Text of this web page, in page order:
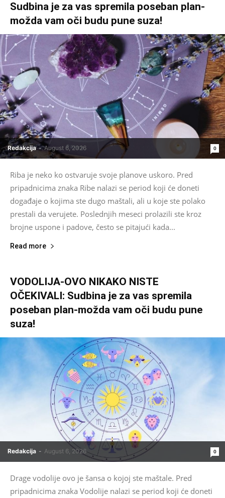
Sudbina je za vas spremila poseban plan-
možda vam oči budu pune suza!
Redakcija - August 6, 2026 0
Riba je neko ko ostvaruje svoje planove uskoro. Pred
pripadnicima znaka Ribe nalazi se period koji će doneti
događaje o kojima ste dugo maštali, ali u koje ste polako
prestali da verujete. Poslednjih meseci prolazili ste kroz
brojne uspone i padove, često se pitajući kada...
Read more
VODOLIJA-OVO NIKAKO NISTE
OČEKIVALI: Sudbina je za vas spremila
poseban plan-možda vam oči budu pune
suza!
Redakcija - August 6, 2026 0
Drage vodolije ovo je šansa o kojoj ste maštale. Pred
pripadnicima znaka Vodolije nalazi se period koji će doneti